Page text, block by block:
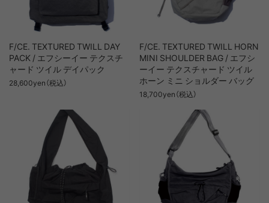
F/CE. TEXTURED TWILL DAY
PACK / エフシーイー テクスチ
ャード ツイル デイパック
28,600yen（税込）
F/CE. TEXTURED TWILL HORN
MINI SHOULDER BAG / エフシ
ーイー テクスチャード ツイル
ホーン ミニ ショルダー バッグ
18,700yen（税込）